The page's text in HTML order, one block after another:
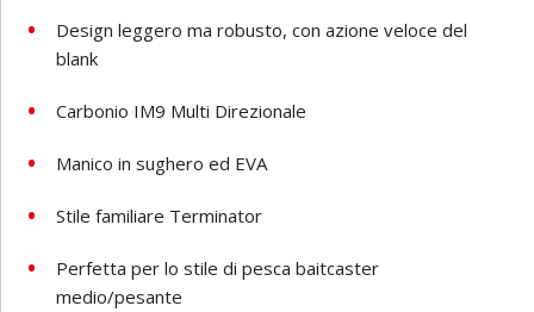
Design leggero ma robusto, con azione veloce del
blank
Carbonio IM9 Multi Direzionale
Manico in sughero ed EVA
Stile familiare Terminator
Perfetta per lo stile di pesca baitcaster
medio/pesante